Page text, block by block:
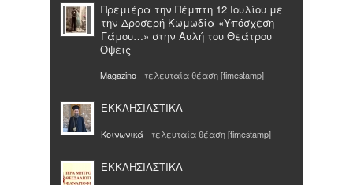
Πρεμιέρα την Πέμπτη 12 Ιουλίου με
την Δροσερή Κωμωδία «Υπόσχεση
Γάμου…» στην Αυλή του Θεάτρου
Όψεις
Magazino- τελευταία θέαση [timestamp]
ΕΚΚΛΗΣΙΑΣΤΙΚΑ
Κοινωνικά- τελευταία θέαση [timestamp]
EKKΛΗΣΙΑΣΤΙΚΑ